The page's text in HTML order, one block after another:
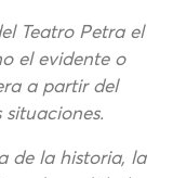
Teatro Petra el
el evidente o
a partir del
de la historia, la